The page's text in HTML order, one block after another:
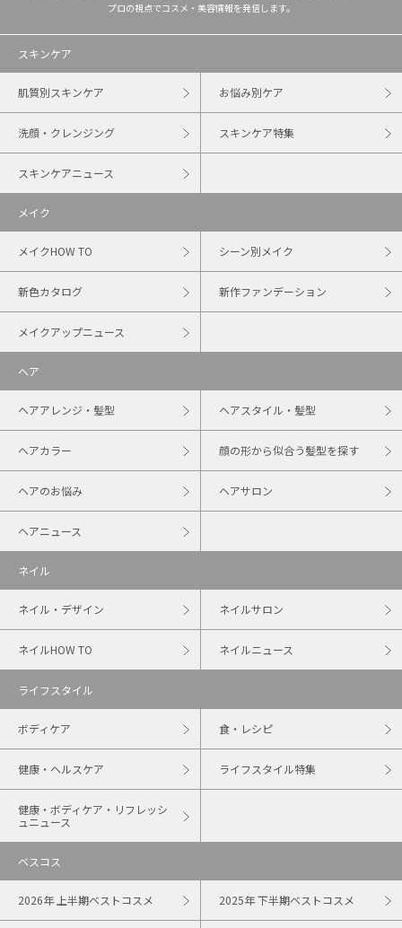
プロの視点でコスメ・美容情報を発信します。
スキンケア
肌質別スキンケア お悩み別ケア
洗顔・クレンジング スキンケア特集
スキンケアニュース
メイク
メイクHOW TO シーン別メイク
新色カタログ 新作ファンデーション
メイクアップニュース
ヘア
ヘアアレンジ・髪型 ヘアスタイル・髪型
ヘアカラー 顔の形から似合う髪型を探す
ヘアのお悩み ヘアサロン
ヘアニュース
ネイル
ネイル・デザイン ネイルサロン
ネイルHOW TO ネイルニュース
ライフスタイル
ボディケア 食・レシピ
健康・ヘルスケア ライフスタイル特集
健康・ボディケア・リフレッシ
ュニュース
ベスコス
2026年 上半期ベストコスメ 2025年 下半期ベストコスメ